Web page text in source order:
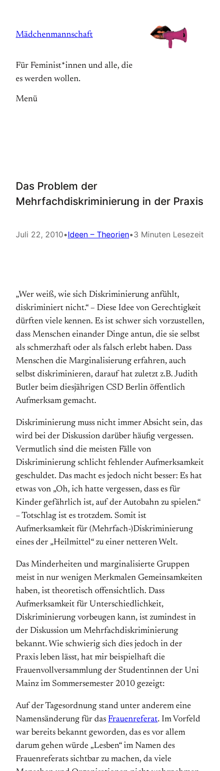
springen
Mädchenmannschaft
Für Feminist*innen und alle, die
es werden wollen.
Menü
Das Problem der
Mehrfachdiskriminierung in der Praxis
Juli 22, 2010•Ideen – Theorien•3 Minuten Lesezeit
„Wer weiß, wie sich Diskriminierung anfühlt,
diskriminiert nicht.“ – Diese Idee von Gerechtigkeit
dürften viele kennen. Es ist schwer sich vorzustellen,
dass Menschen einander Dinge antun, die sie selbst
als schmerzhaft oder als falsch erlebt haben. Dass
Menschen die Marginalisierung erfahren, auch
selbst diskriminieren, darauf hat zuletzt z.B. Judith
Butler beim diesjährigen CSD Berlin öffentlich
Aufmerksam gemacht.
Diskriminierung muss nicht immer Absicht sein, das
wird bei der Diskussion darüber häufig vergessen.
Vermutlich sind die meisten Fälle von
Diskriminierung schlicht fehlender Aufmerksamkeit
geschuldet. Das macht es jedoch nicht besser: Es hat
etwas von „Oh, ich hatte vergessen, dass es für
Kinder gefährlich ist, auf der Autobahn zu spielen.“
– Totschlag ist es trotzdem. Somit ist
Aufmerksamkeit für (Mehrfach-)Diskriminierung
eines der „Heilmittel“ zu einer netteren Welt.
Das Minderheiten und marginalisierte Gruppen
meist in nur wenigen Merkmalen Gemeinsamkeiten
haben, ist theoretisch offensichtlich. Dass
Aufmerksamkeit für Unterschiedlichkeit,
Diskriminierung vorbeugen kann, ist zumindest in
der Diskussion um Mehrfachdiskriminierung
bekannt. Wie schwierig sich dies jedoch in der
Praxis leben lässt, hat mir beispielhaft die
Frauenvollversammlung der Studentinnen der Uni
Mainz im Sommersemester 2010 gezeigt:
Auf der Tagesordnung stand unter anderem eine
Namensänderung für das Frauenreferat. Im Vorfeld
war bereits bekannt geworden, das es vor allem
darum gehen würde „Lesben“ im Namen des
Frauenreferats sichtbar zu machen, da viele